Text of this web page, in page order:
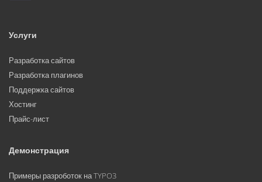
Услуги
Разработка сайтов
Разработка плагинов
Поддержка сайтов
Хостинг
Прайс-лист
Демонстрация
Примеры разроботок на TYPO3